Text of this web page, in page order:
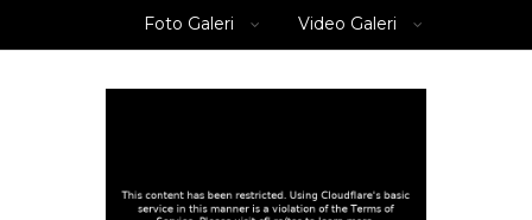
Foto Galeri Video Galeri